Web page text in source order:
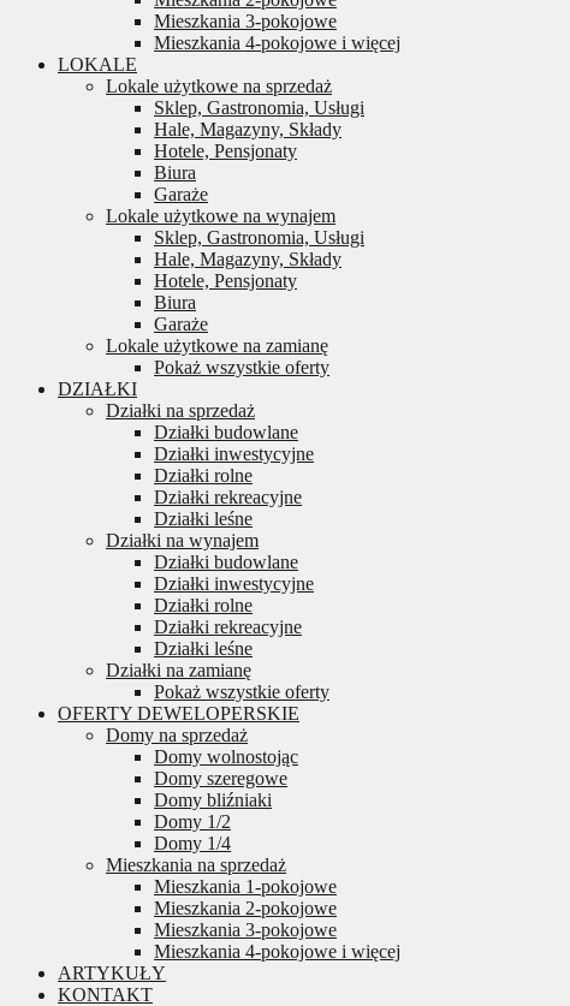
Mieszkania 3-pokojowe
Mieszkania 4-pokojowe i więcej
LOKALE
Lokale użytkowe na sprzedaż
Sklep, Gastronomia, Usługi
Hale, Magazyny, Składy
Hotele, Pensjonaty
Biura
Garaże
Lokale użytkowe na wynajem
Sklep, Gastronomia, Usługi
Hale, Magazyny, Składy
Hotele, Pensjonaty
Biura
Garaże
Lokale użytkowe na zamianę
Pokaż wszystkie oferty
DZIAŁKI
Działki na sprzedaż
Działki budowlane
Działki inwestycyjne
Działki rolne
Działki rekreacyjne
Działki leśne
Działki na wynajem
Działki budowlane
Działki inwestycyjne
Działki rolne
Działki rekreacyjne
Działki leśne
Działki na zamianę
Pokaż wszystkie oferty
OFERTY DEWELOPERSKIE
Domy na sprzedaż
Domy wolnostojąc
Domy szeregowe
Domy bliźniaki
Domy 1/2
Domy 1/4
Mieszkania na sprzedaż
Mieszkania 1-pokojowe
Mieszkania 2-pokojowe
Mieszkania 3-pokojowe
Mieszkania 4-pokojowe i więcej
ARTYKUŁY
KONTAKT